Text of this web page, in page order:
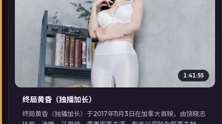
▶
1:41:55
终局黄昏（独播加长）
终局黄昏（独播加长）于2017年11月3日在加拿大首映，由饶晓志